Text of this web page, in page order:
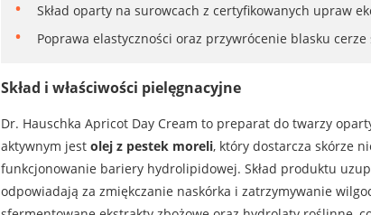
Skład oparty na surowcach z certyfikowanych upraw
Poprawa elastyczności oraz przywrócenie blasku
Skład i właściwości pielęgnacyjne
Dr. Hauschka Apricot Day Cream to preparat do twarzy
aktywnym jest olej z pestek moreli, który dostarcza skórze
funkcjonowanie bariery hydrolipidowej. Skład produktu
odpowiadają za zmiękczanie naskórka i zatrzymywanie